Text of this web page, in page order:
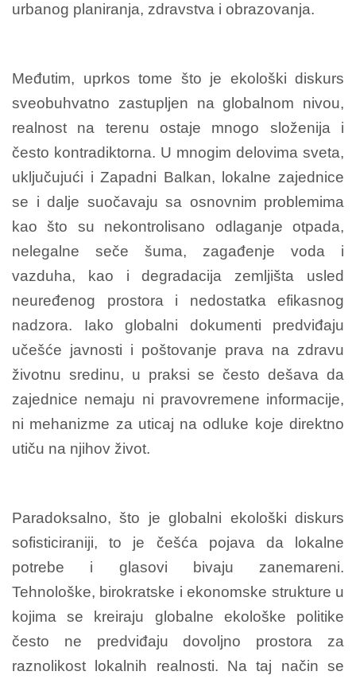
urbanog planiranja, zdravstva i obrazovanja.
Međutim, uprkos tome što je ekološki diskurs
sveobuhvatno zastupljen na globalnom nivou,
realnost na terenu ostaje mnogo složenija i
često kontradiktorna. U mnogim delovima sveta,
uključujući i Zapadni Balkan, lokalne zajednice
se i dalje suočavaju sa osnovnim problemima
kao što su nekontrolisano odlaganje otpada,
nelegalne seče šuma, zagađenje voda i
vazduha, kao i degradacija zemljišta usled
neuređenog prostora i nedostatka efikasnog
nadzora. Iako globalni dokumenti predviđaju
učešće javnosti i poštovanje prava na zdravu
životnu sredinu, u praksi se često dešava da
zajednice nemaju ni pravovremene informacije,
ni mehanizme za uticaj na odluke koje direktno
utiču na njihov život.
Paradoksalno, što je globalni ekološki diskurs
sofisticiraniji, to je češća pojava da lokalne
potrebe i glasovi bivaju zanemareni.
Tehnološke, birokratske i ekonomske strukture u
kojima se kreiraju globalne ekološke politike
često ne predviđaju dovoljno prostora za
raznolikost lokalnih realnosti. Na taj način se